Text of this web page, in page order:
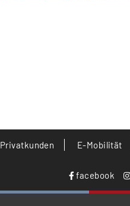
Privatkunden E-Mobilität
facebook